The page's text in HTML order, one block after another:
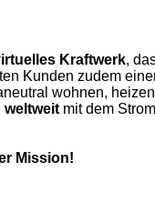
Kraftwerk,
Kunden zudem
wohnen,
weltweit mit dem
Mission!